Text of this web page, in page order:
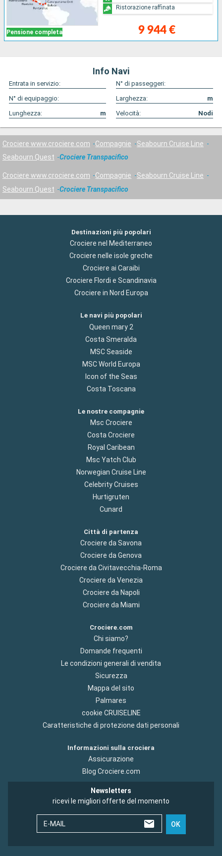
Pensione completa 9 944 €
Ristorazione raffinata
Info Navi
Entrata in servizio:
N° di passeggeri:
N° di equipaggio:
Larghezza:
m
Lunghezza:
m Velocità: Nodi
Crociere www.crociere.com Compagnie
Seabourn Cruise Line
Seabourn Quest
Crociere Transpacifico
Crociere www.crociere.com Compagnie
Seabourn Cruise Line
Seabourn Quest
Crociere Transpacifico
Destinazioni più popolari
Crociere nel Mediterraneo
Crociere nelle isole greche
Crociere ai Caraibi
Crociere Flordi e Scandinavia
Crociere in Nord Europa
Le navi più popolari
Queen mary 2
Costa Smeralda
MSC Seaside
MSC World Europa
Icon of the Seas
Costa Toscana
Le nostre compagnie
Msc Crociere
Costa Crociere
Royal Caribean
Msc Yatch Club
Norwegian Cruise Line
Celebrity Cruises
Hurtigruten
Cunard
Città di partenza
Crociere da Savona
Crociere da Genova
Crociere da Civitavecchia-Roma
Crociere da Venezia
Crociere da Napoli
Crociere da Miami
Crociere.com
Chi siamo?
Domande frequenti
Le condizioni generali di vendita
Sicurezza
Mappa del sito
Palmares
cookie CRUISELINE
Caratteristiche di protezione dati personali
Informazioni sulla crociera
Assicurazione
Blog Crociere.com
Newsletters
ricevi le migliori offerte del momento
E-MAIL OK